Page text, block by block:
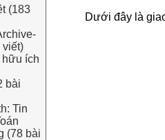
(183
viết)
hữu ích
bài
Tin
(78 bài
Dưới đây là